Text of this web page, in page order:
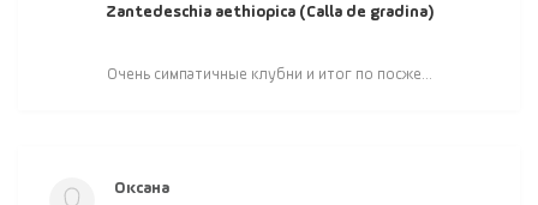
Zantedeschia aethiopica (Calla de gradina)
Очень симпатичные клубни и итог по посже...
Оксана